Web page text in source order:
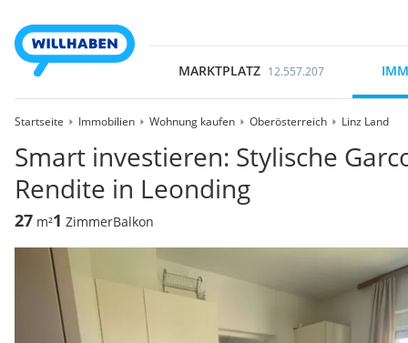
MARKTPLATZ 12.557.207
Startseite Immobilien Wohnung kaufen Oberösterreich Linz Land
Smart investieren: Stylische
Rendite in Leonding
27 m²1 ZimmerBalkon